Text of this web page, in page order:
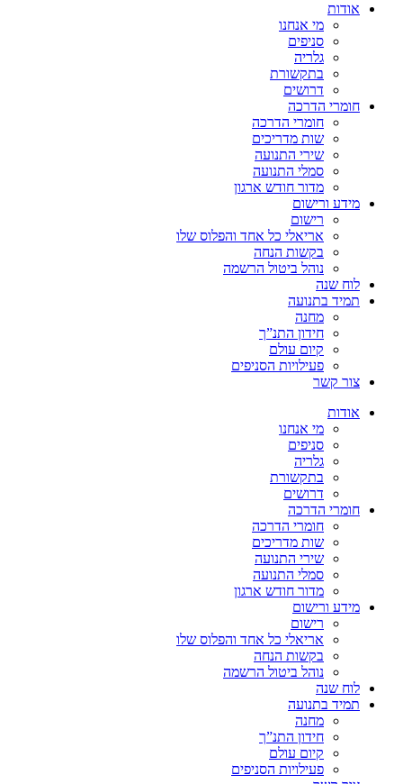
אודות
מי אנחנו
סניפים
גלריה
בתקשורת
דרושים
חומרי הדרכה
חומרי הדרכה
שות מדריכים
שירי התנועה
סמלי התנועה
מדור חודש ארגון
מידע ורישום
רישום
אריאלי כל אחד והפלוס שלו
בקשות הנחה
נוהל ביטול הרשמה
לוח שנה
תמיד בתנועה
מחנה
חידון התנ”ך
קיום עולם
פעילויות הסניפים
צור קשר
אודות
מי אנחנו
סניפים
גלריה
בתקשורת
דרושים
חומרי הדרכה
חומרי הדרכה
שות מדריכים
שירי התנועה
סמלי התנועה
מדור חודש ארגון
מידע ורישום
רישום
אריאלי כל אחד והפלוס שלו
בקשות הנחה
נוהל ביטול הרשמה
לוח שנה
תמיד בתנועה
מחנה
חידון התנ”ך
קיום עולם
פעילויות הסניפים